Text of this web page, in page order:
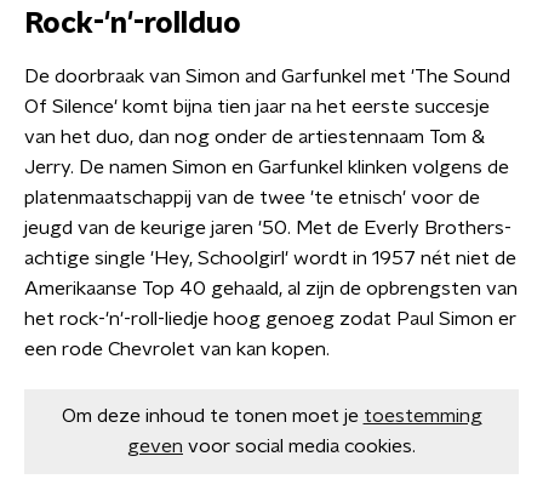
Rock-'n'-rollduo
De doorbraak van Simon and Garfunkel met 'The Sound
Of Silence' komt bijna tien jaar na het eerste succesje
van het duo, dan nog onder de artiestennaam Tom &
Jerry. De namen Simon en Garfunkel klinken volgens de
platenmaatschappij van de twee 'te etnisch' voor de
jeugd van de keurige jaren '50. Met de Everly Brothers-
achtige single 'Hey, Schoolgirl' wordt in 1957 nét niet de
Amerikaanse Top 40 gehaald, al zijn de opbrengsten van
het rock-'n'-roll-liedje hoog genoeg zodat Paul Simon er
een rode Chevrolet van kan kopen.
Om deze inhoud te tonen moet je toestemming
geven voor social media cookies.